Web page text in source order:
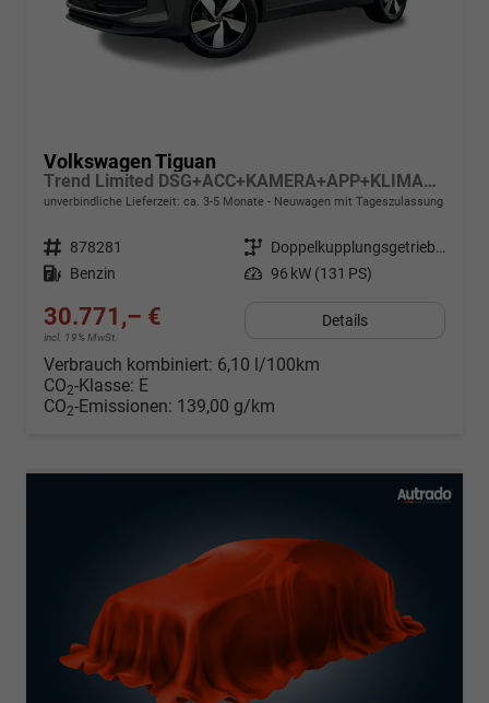
Volkswagen Tiguan
Trend Limited DSG+ACC+KAMERA+APP+KLIMA+LED+17" LM
unverbindliche Lieferzeit: ca. 3-5 Monate Neuwagen mit Tageszulassung
Fahrzeugnr. 878281 Getriebe
Doppelkupplungsgetriebe (DSG)
Kraftstoff Benzin Leistung 96 kW (131 PS)
30.771,– €
incl. 19% MwSt.
Details
Verbrauch kombiniert: 6,10 l/100km
CO2-Klasse: E
CO2-Emissionen: 139,00 g/km